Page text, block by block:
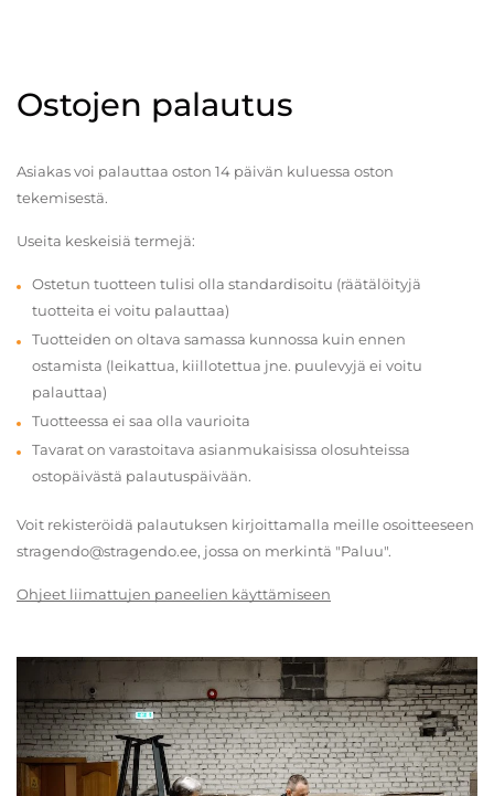
Ostojen palautus
Asiakas voi palauttaa oston 14 päivän kuluessa oston
tekemisestä.
Useita keskeisiä termejä:
Ostetun tuotteen tulisi olla standardisoitu (räätälöityjä
tuotteita ei voitu palauttaa)
Tuotteiden on oltava samassa kunnossa kuin ennen
ostamista (leikattua, kiillotettua jne. puulevyjä ei voitu
palauttaa)
Tuotteessa ei saa olla vaurioita
Tavarat on varastoitava asianmukaisissa olosuhteissa
ostopäivästä palautuspäivään.
Voit rekisteröidä palautuksen kirjoittamalla meille osoitteeseen
stragendo@stragendo.ee, jossa on merkintä "Paluu".
Ohjeet liimattujen paneelien käyttämiseen